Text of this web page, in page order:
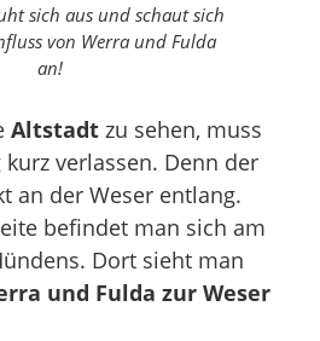
sich aus und schaut sich
von Werra und Fulda
an!
Altstadt zu sehen, muss
verlassen. Denn der
an der Weser entlang.
befindet man sich am
Dort sieht man
und Fulda zur Weser